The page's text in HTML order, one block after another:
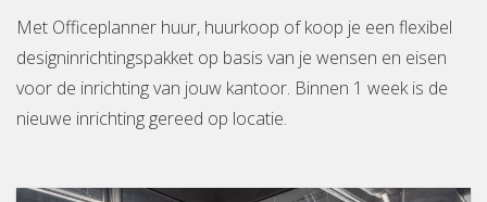
Met Officeplanner huur, huurkoop of koop je een flexibel
designinrichtingspakket op basis van je wensen en eisen
voor de inrichting van jouw kantoor. Binnen 1 week is de
nieuwe inrichting gereed op locatie.